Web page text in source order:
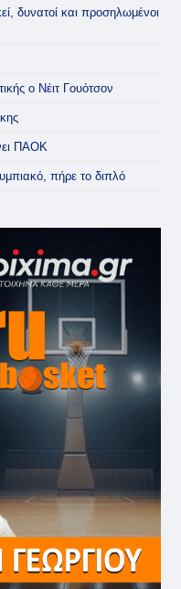
δυνατοί και προσηλωμένοι
ο Νέιτ Γουότσον
ΠΑΟΚ
πήρε το διπλό